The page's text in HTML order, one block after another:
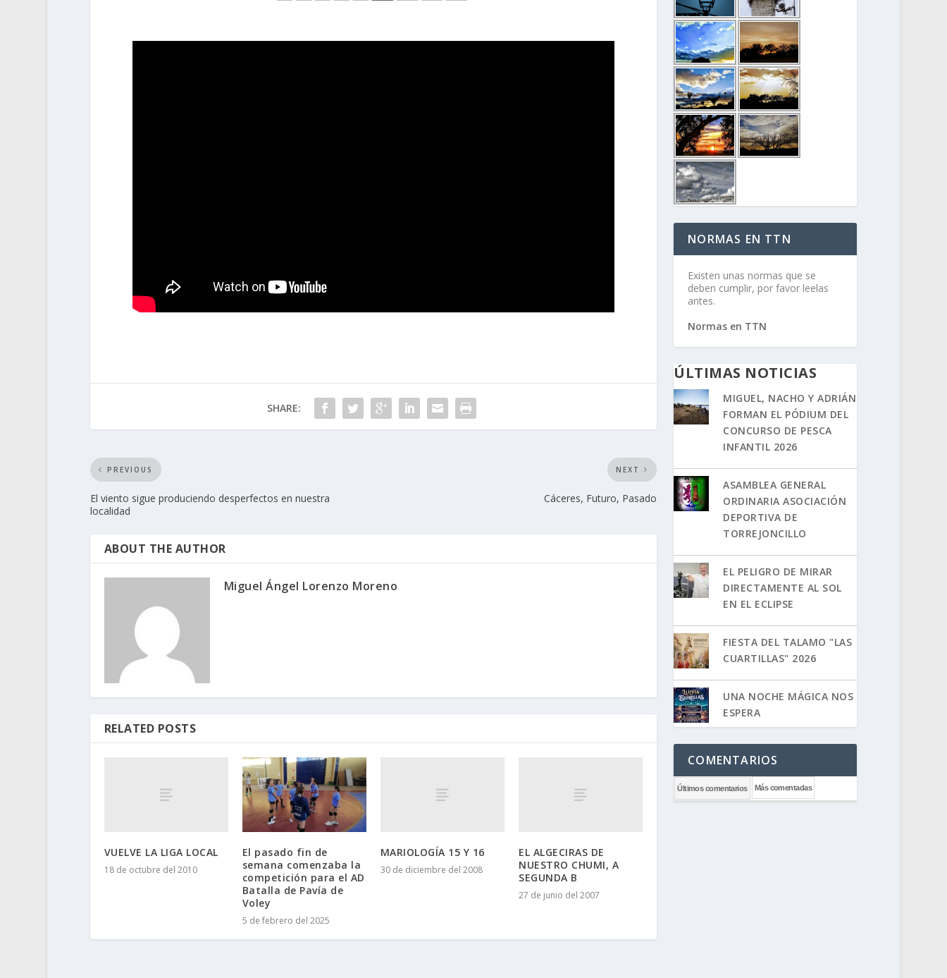
SHARE:
PREVIOUS
El viento sigue produciendo desperfectos en nuestra
localidad
NEXT
Cáceres, Futuro, Pasado
ABOUT THE AUTHOR
Miguel Ángel Lorenzo Moreno
RELATED POSTS
VUELVE LA LIGA LOCAL
18 de octubre del 2010
El pasado fin de
semana comenzaba la
competición para el AD
Batalla de Pavía de
Voley
5 de febrero del 2025
MARIOLOGÍA 15 Y 16
30 de diciembre del 2008
EL ALGECIRAS DE
NUESTRO CHUMI, A
SEGUNDA B
27 de junio del 2007
NORMAS EN TTN
Existen unas normas que se
deben cumplir, por favor leelas
antes.
Normas en TTN
ÚLTIMAS NOTICIAS
MIGUEL, NACHO Y ADRIÁN
FORMAN EL PÓDIUM DEL
CONCURSO DE PESCA
INFANTIL 2026
ASAMBLEA GENERAL
ORDINARIA ASOCIACIÓN
DEPORTIVA DE
TORREJONCILLO
EL PELIGRO DE MIRAR
DIRECTAMENTE AL SOL
EN EL ECLIPSE
FIESTA DEL TALAMO "LAS
CUARTILLAS" 2026
UNA NOCHE MÁGICA NOS
ESPERA
COMENTARIOS
Últimos comentarios Más comentadas